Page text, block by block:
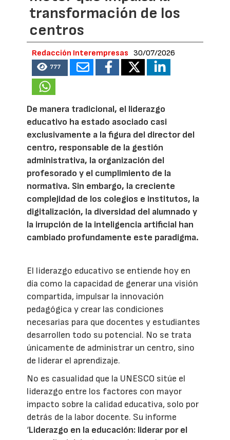
transformación de los
centros
Redacción Interempresas 30/07/2026
777
De manera tradicional, el liderazgo
educativo ha estado asociado casi
exclusivamente a la figura del director del
centro, responsable de la gestión
administrativa, la organización del
profesorado y el cumplimiento de la
normativa. Sin embargo, la creciente
complejidad de los colegios e institutos, la
digitalización, la diversidad del alumnado y
la irrupción de la inteligencia artificial han
cambiado profundamente este paradigma.
El liderazgo educativo se entiende hoy en
día como la capacidad de generar una visión
compartida, impulsar la innovación
pedagógica y crear las condiciones
necesarias para que docentes y estudiantes
desarrollen todo su potencial. No se trata
únicamente de administrar un centro, sino
de liderar el aprendizaje.
No es casualidad que la UNESCO sitúe el
liderazgo entre los factores con mayor
impacto sobre la calidad educativa, solo por
detrás de la labor docente. Su informe
‘Liderazgo en la educación: liderar por el